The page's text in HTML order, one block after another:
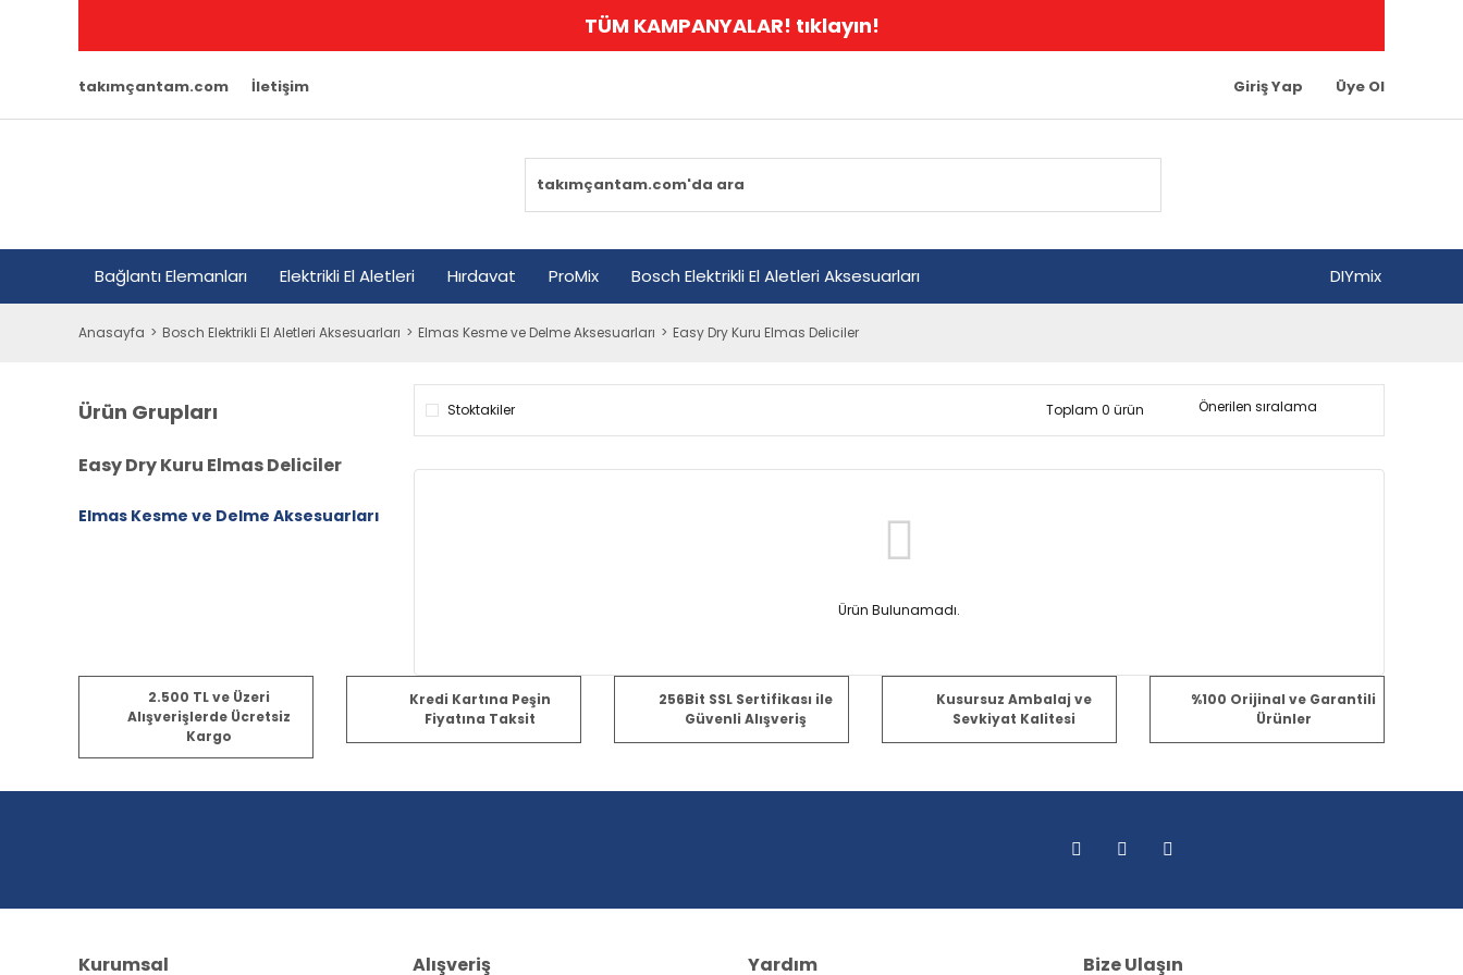
TÜM KAMPANYALAR! tıklayın!
takımçantam.com İletişim Giriş Yap Üye Ol
Bağlantı Elemanları Elektrikli El Aletleri Hırdavat ProMix Bosch Elektrikli El Aletleri Aksesuarları DIYmix
Anasayfa Bosch Elektrikli El Aletleri Aksesuarları Elmas Kesme ve Delme Aksesuarları Easy Dry Kuru Elmas Deliciler
Ürün Grupları
Easy Dry Kuru Elmas Deliciler
Elmas Kesme ve Delme Aksesuarları
Stoktakiler Toplam 0 ürün
Ürün Bulunamadı.
2.500 TL ve Üzeri
Alışverişlerde Ücretsiz
Kargo
Kredi Kartına Peşin
Fiyatına Taksit
256Bit SSL Sertifikası ile
Güvenli Alışveriş
Kusursuz Ambalaj ve
Sevkiyat Kalitesi
%100 Orijinal ve Garantili
Ürünler
Kurumsal Alışveriş Yardım Bize Ulaşın